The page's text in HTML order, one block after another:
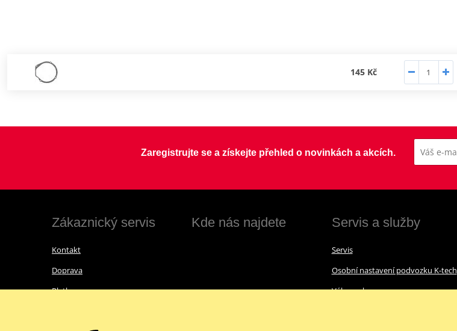
145 Kč
Zaregistrujte se a získejte přehled o novinkách a akcích.
Zákaznický servis
Kontakt
Doprava
Platba
Kde nás najdete Servis a služby
Servis
Osobní nastavení podvozku K-tech
Výkup a bazar